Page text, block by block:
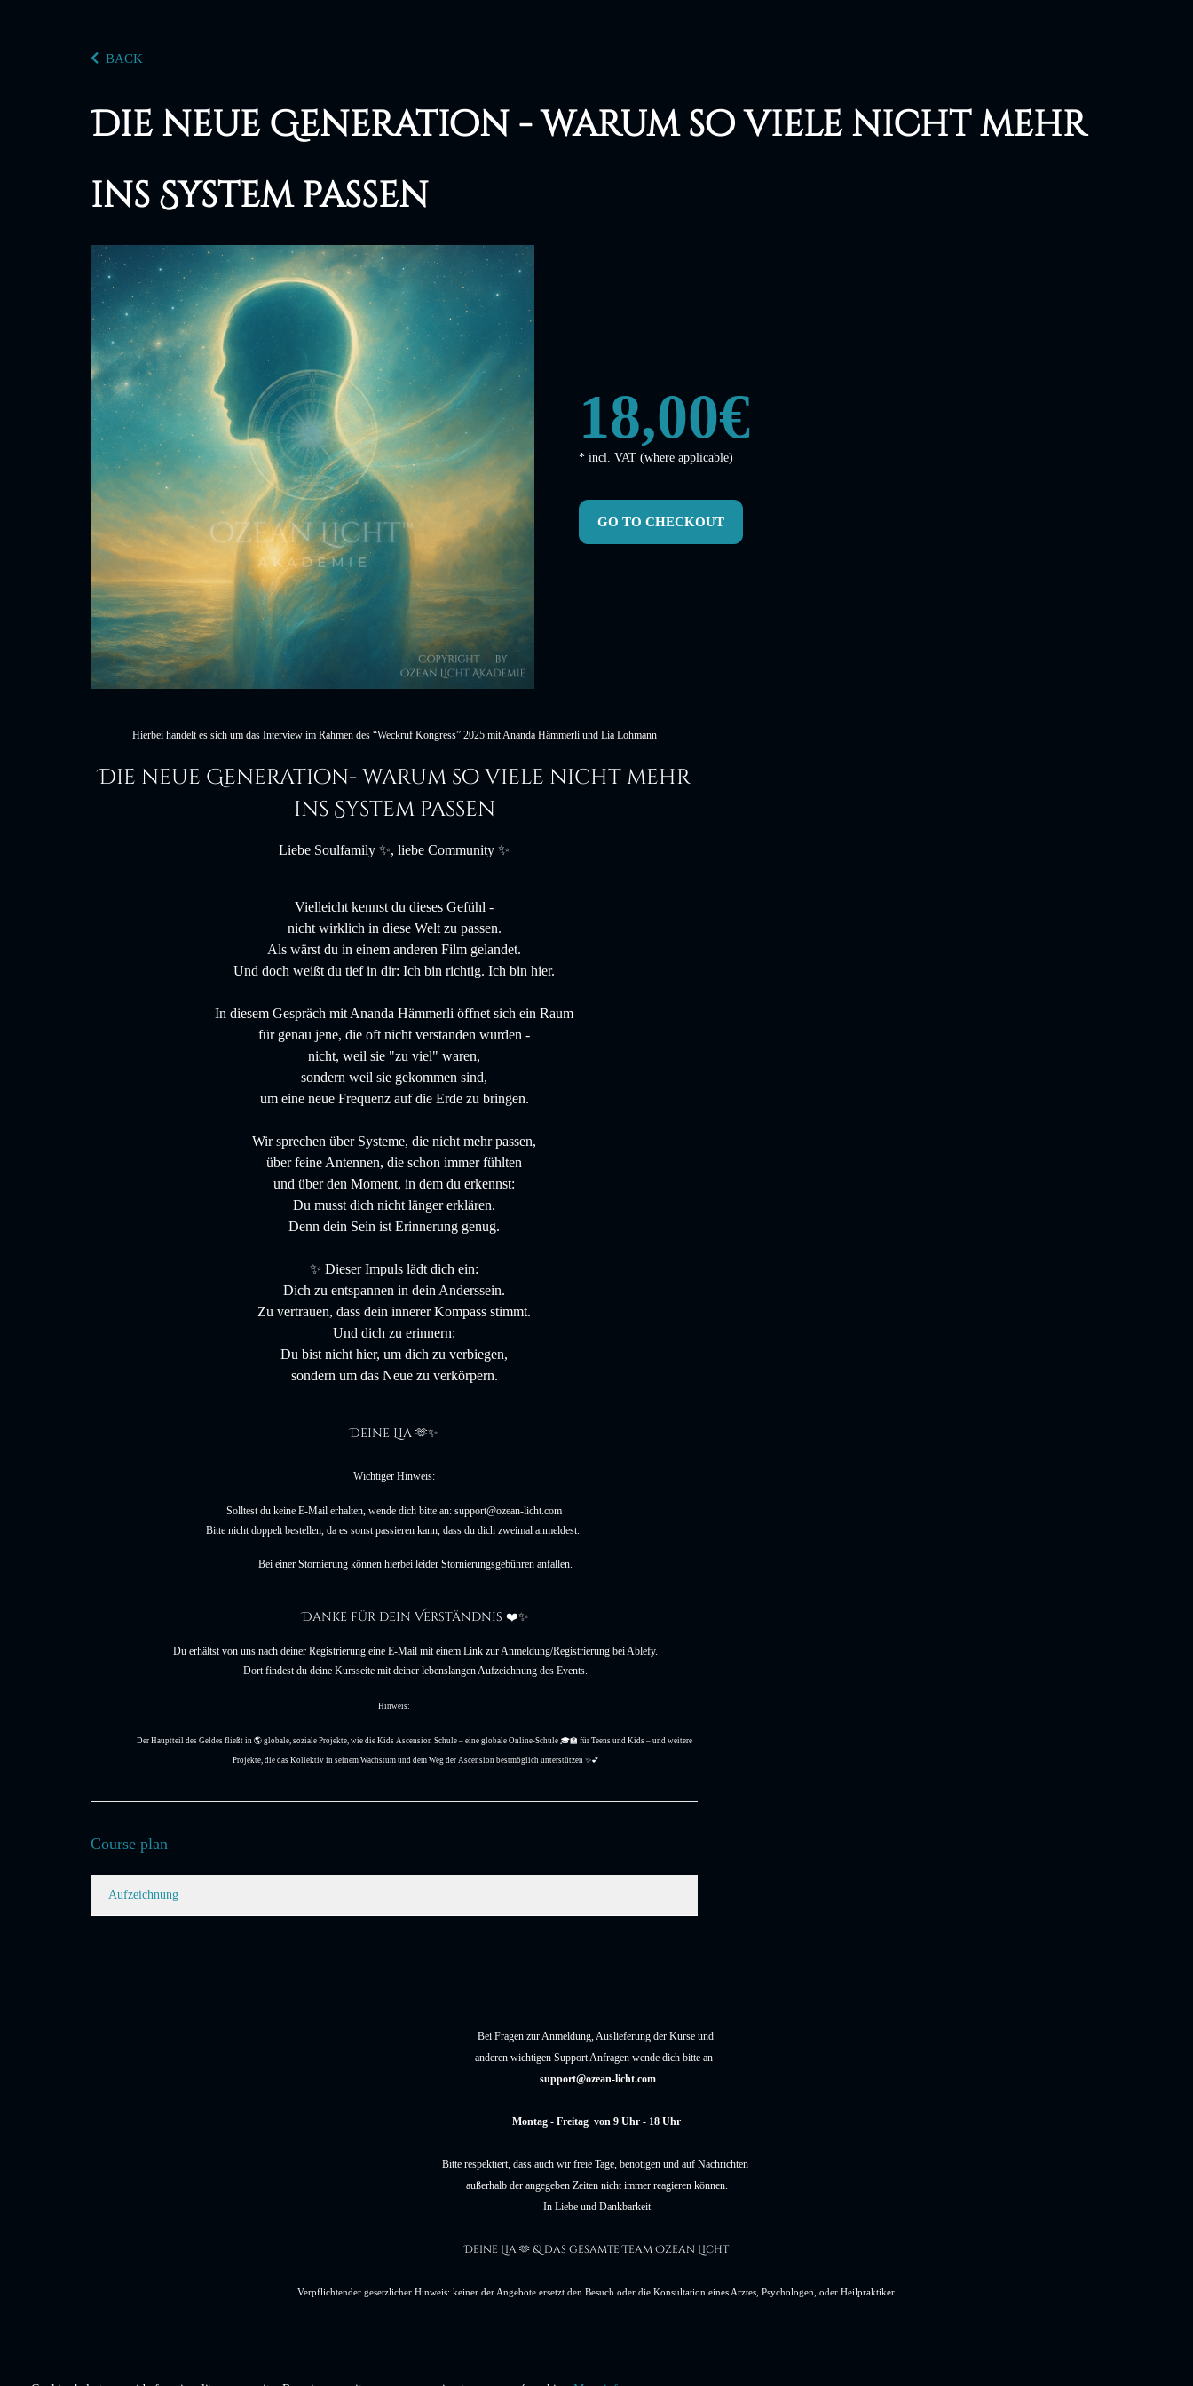
BACK
Die neue Generation - warum so viele nicht mehr
ins System passen
18,00€
* incl. VAT (where applicable)
GO TO CHECKOUT
Hierbei handelt es sich um das Interview im Rahmen des “Weckruf Kongress” 2025 mit Ananda Hämmerli und Lia Lohmann
Die neue Generation- warum so viele nicht mehr
ins System passen
Liebe Soulfamily ✨, liebe Community ✨
Vielleicht kennst du dieses Gefühl -
nicht wirklich in diese Welt zu passen.
Als wärst du in einem anderen Film gelandet.
Und doch weißt du tief in dir: Ich bin richtig. Ich bin hier.
In diesem Gespräch mit Ananda Hämmerli öffnet sich ein Raum
für genau jene, die oft nicht verstanden wurden -
nicht, weil sie "zu viel" waren,
sondern weil sie gekommen sind,
um eine neue Frequenz auf die Erde zu bringen.
Wir sprechen über Systeme, die nicht mehr passen,
über feine Antennen, die schon immer fühlten
und über den Moment, in dem du erkennst:
Du musst dich nicht länger erklären.
Denn dein Sein ist Erinnerung genug.
✨ Dieser Impuls lädt dich ein:
Dich zu entspannen in dein Anderssein.
Zu vertrauen, dass dein innerer Kompass stimmt.
Und dich zu erinnern:
Du bist nicht hier, um dich zu verbiegen,
sondern um das Neue zu verkörpern.
Deine Lia 🫶✨
Wichtiger Hinweis:
Solltest du keine E-Mail erhalten, wende dich bitte an: support@ozean-licht.com
Bitte nicht doppelt bestellen, da es sonst passieren kann, dass du dich zweimal anmeldest.
Bei einer Stornierung können hierbei leider Stornierungsgebühren anfallen.
Danke für dein Verständnis ❤️✨
Du erhältst von uns nach deiner Registrierung eine E-Mail mit einem Link zur Anmeldung/Registrierung bei Ablefy.
Dort findest du deine Kursseite mit deiner lebenslangen Aufzeichnung des Events.
Hinweis:
Der Hauptteil des Geldes fließt in 🌎 globale, soziale Projekte, wie die Kids Ascension Schule – eine globale Online-Schule 🎓🏫 für Teens und Kids – und weitere
Projekte, die das Kollektiv in seinem Wachstum und dem Weg der Ascension bestmöglich unterstützen ✨💕
Course plan
Aufzeichnung
Bei Fragen zur Anmeldung, Auslieferung der Kurse und
anderen wichtigen Support Anfragen wende dich bitte an
support@ozean-licht.com
Montag - Freitag von 9 Uhr - 18 Uhr
Bitte respektiert, dass auch wir freie Tage, benötigen und auf Nachrichten
außerhalb der angegeben Zeiten nicht immer reagieren können.
In Liebe und Dankbarkeit
Deine Lia 🫶 & das gesamte Team Ozean Licht
Verpflichtender gesetzlicher Hinweis: keiner der Angebote ersetzt den Besuch oder die Konsultation eines Arztes, Psychologen, oder Heilpraktiker.